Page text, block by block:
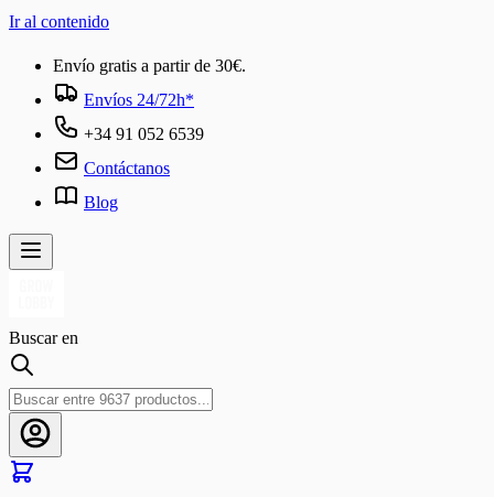
Ir al contenido
Envío gratis a partir de 30€.
Envíos 24/72h*
+34 91 052 6539
Contáctanos
Blog
Buscar en